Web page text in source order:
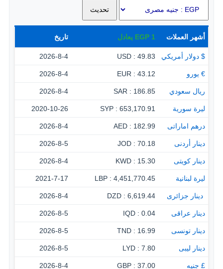
أشهر العملات 1
EGP يعادل تاريخ
$ دولار أمريكي 49.83 : USD
2026-8-4
€ يورو 43.12 : EUR
2026-8-4
ريال سعودي 186.85 : SAR
2026-8-4
ليرة سورية 653,170.91 : SYP
2020-10-26
درهم اماراتى 182.99 : AED
2026-8-4
دينار أردنى 70.18 : JOD
2026-8-5
دينار كويتى 15.30 : KWD
2026-8-4
ليرة لبنانية 4,451,770.45 : LBP
2021-7-17
‏ دينار جزائرى 6,619.44 : DZD
2026-8-4
دينار عراقى 0.04 : IQD
2026-8-5
دينار تونسى 16.99 : TND
2026-8-5
دينار ليبى 7.80 : LYD
2026-8-5
£ جنيه 37.00 : GBP
2026-8-4